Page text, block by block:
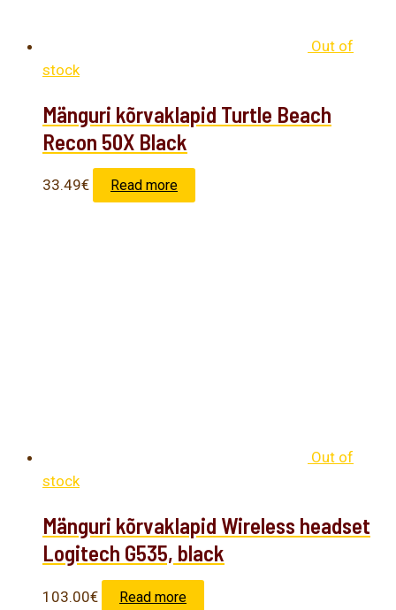
Out of
stock
Mänguri kõrvaklapid Turtle Beach
Recon 50X Black
33.49€ Read more
Out of
stock
Mänguri kõrvaklapid Wireless headset
Logitech G535, black
103.00€ Read more